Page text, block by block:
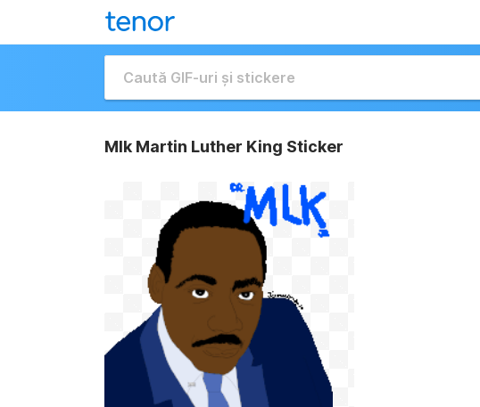
Mlk Martin Luther King Sticker